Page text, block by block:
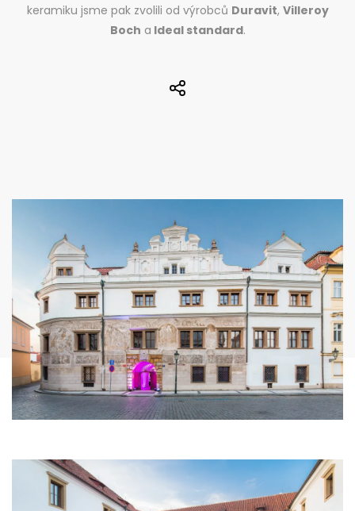
keramiku jsme pak zvolili od výrobců Duravit, Villeroy
Boch a Ideal standard.